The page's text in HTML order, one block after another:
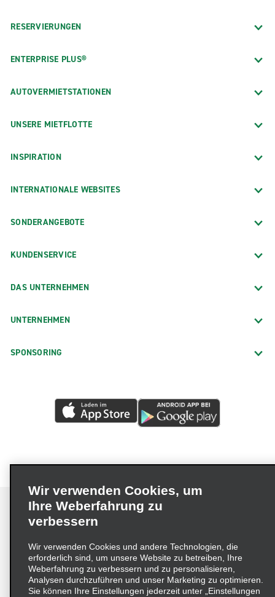
RESERVIERUNGEN
ENTERPRISE PLUS®
AUTOVERMIETSTATIONEN
UNSERE MIETFLOTTE
INSPIRATION
INTERNATIONALE WEBSITES
SONDERANGEBOTE
KUNDENSERVICE
DAS UNTERNEHMEN
UNTERNEHMEN
SPONSORING
Impressum Nutzungsbedingungen
Datenschutzrichtlinie
Cookie-Richtlinie
Datenschutzoptionen
Lieferkettensorgfaltspflichtengesetz (LkSG) Grundsatzerklärung
Wir verwenden Cookies, um
Ihre Weberfahrung zu
verbessern
Wir verwenden Cookies und andere Technologien, die
erforderlich sind, um unsere Website zu betreiben, Ihre
Weberfahrung zu verbessern und zu personalisieren,
Analysen durchzuführen und unser Marketing zu optimieren.
Sie können Ihre Einstellungen jederzeit unter „Einstellungen